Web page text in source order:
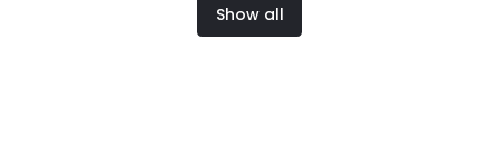
Show all